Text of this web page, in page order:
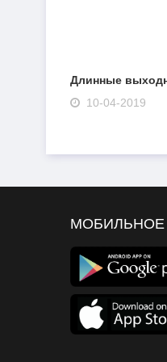
Длинные
10-04-2019